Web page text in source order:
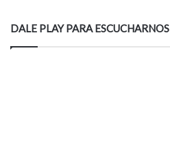
DALE PLAY PARA ESCUCHARNOS